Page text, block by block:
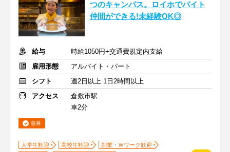
つのキャンパス。ロイホでバイト
仲間ができる!未経験OK◎
給与
時給1050円+交通費規定内支給
雇用形態
アルバイト・パート
シフト
週2日以上 1日2時間以上
アクセス
倉敷市駅
車2分
急募
大学生歓迎 高校生歓迎
副業・Ｗワーク歓迎